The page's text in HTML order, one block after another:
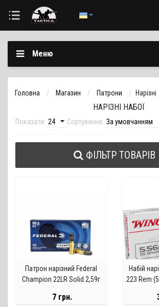
Меню
Головна Магазин Патрони Нарізні
НАРІЗНІ НАБОЇ
Показати: Сортування:
ФІЛЬТР ТОВАРІВ
Патрон нарізний Federal
Champion 22LR Solid 2,59г
7 грн.
Набій
.223 Rem